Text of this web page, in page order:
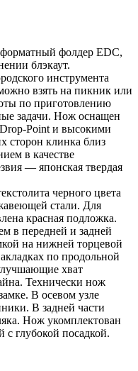
фолдер EDC,
блэкаут.
инструмента
взять на пикник или
по приготовлению
задачи. Нож оснащен
Point и высокими
сторон клинка близ
в качестве
— японская твердая
черного цвета
стали. Для
красная подложка.
в передней и задней
на нижней торцевой
по продольной
хват
Технически нож
В осевом узле
В задней части
Нож укомплектован
с глубокой посадкой.